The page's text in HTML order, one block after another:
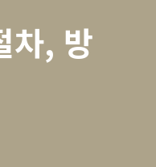
차, 방